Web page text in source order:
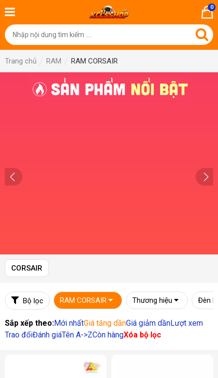
0
Trang chủ RAM RAM CORSAIR
CORSAIR
Bộ lọc RAM CORSAIR Thương hiệu Đèn
Sắp xếp theo:Mới nhấtGiá tăng dầnGiá giảm dầnLượt xem
Trao đổiĐánh giáTên A->ZCòn hàngXóa bộ lọc